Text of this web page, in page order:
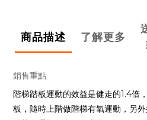
商品描述 了解更多
銷售重點
階梯踏板運動的效益是健走的1.4倍
板，隨時上階做階梯有氧運動，另